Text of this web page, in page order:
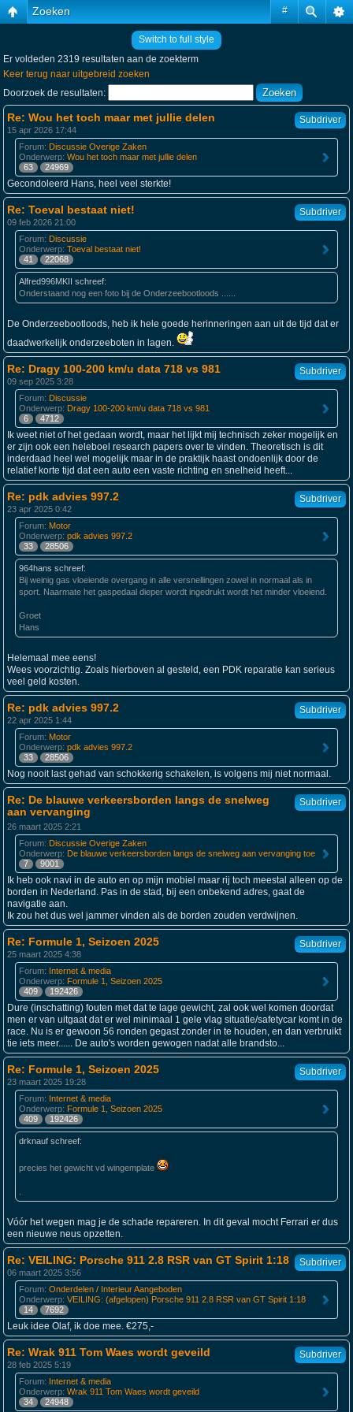
#
Zoeken
Switch to full style
Er voldeden 2319 resultaten aan de zoekterm
Keer terug naar uitgebreid zoeken
Doorzoek de resultaten:
Subdriver
Re: Wou het toch maar met jullie delen
15 apr 2026 17:44
Forum: Discussie Overige Zaken
Onderwerp: Wou het toch maar met jullie delen
63
24969
Gecondoleerd Hans, heel veel sterkte!
Subdriver
Re: Toeval bestaat niet!
09 feb 2026 21:00
Forum: Discussie
Onderwerp: Toeval bestaat niet!
41
22068
Alfred996MKII schreef:
Onderstaand nog een foto bij de Onderzeebootloods ......
De Onderzeebootloods, heb ik hele goede herinneringen aan uit de tijd dat er
daadwerkelijk onderzeeboten in lagen.
Subdriver
Re: Dragy 100-200 km/u data 718 vs 981
09 sep 2025 3:28
Forum: Discussie
Onderwerp: Dragy 100-200 km/u data 718 vs 981
6
4712
Ik weet niet of het gedaan wordt, maar het lijkt mij technisch zeker mogelijk en
er zijn ook een heleboel research papers over te vinden. Theoretisch is dit
inderdaad heel wel mogelijk maar in de praktijk haast ondoenlijk door de
relatief korte tijd dat een auto een vaste richting en snelheid heeft...
Subdriver
Re: pdk advies 997.2
23 apr 2025 0:42
Forum: Motor
Onderwerp: pdk advies 997.2
33
28506
964hans schreef:
Bij weinig gas vloeiende overgang in alle versnellingen zowel in normaal als in
sport. Naarmate het gaspedaal dieper wordt ingedrukt wordt het minder vloeiend.
Groet
Hans
Helemaal mee eens!
Wees voorzichtig. Zoals hierboven al gesteld, een PDK reparatie kan serieus
veel geld kosten.
Subdriver
Re: pdk advies 997.2
22 apr 2025 1:44
Forum: Motor
Onderwerp: pdk advies 997.2
33
28506
Nog nooit last gehad van schokkerig schakelen, is volgens mij niet normaal.
Subdriver
Re: De blauwe verkeersborden langs de snelweg
aan vervanging
26 maart 2025 2:21
Forum: Discussie Overige Zaken
Onderwerp: De blauwe verkeersborden langs de snelweg aan vervanging toe
7
9001
Ik heb ook navi in de auto en op mijn mobiel maar rij toch meestal alleen op de
borden in Nederland. Pas in de stad, bij een onbekend adres, gaat de
navigatie aan.
Ik zou het dus wel jammer vinden als de borden zouden verdwijnen.
Subdriver
Re: Formule 1, Seizoen 2025
25 maart 2025 4:38
Forum: Internet & media
Onderwerp: Formule 1, Seizoen 2025
409
192426
Dure (inschatting) fouten met dat te lage gewicht, zal ook wel komen doordat
men er van uitgaat dat er wel minimaal 1 gele vlag situatie/safetycar komt in de
race. Nu is er gewoon 56 ronden gegast zonder in te houden, en dan verbruikt
tie iets meer...... De auto's worden gewogen nadat alle brandsto...
Subdriver
Re: Formule 1, Seizoen 2025
23 maart 2025 19:28
Forum: Internet & media
Onderwerp: Formule 1, Seizoen 2025
409
192426
drknauf schreef:
precies het gewicht vd wingemplate
Vóór het wegen mag je de schade repareren. In dit geval mocht Ferrari er dus
een nieuwe neus opzetten.
Subdriver
Re: VEILING: Porsche 911 2.8 RSR van GT Spirit 1:18
06 maart 2025 3:56
Forum: Onderdelen / Interieur Aangeboden
Onderwerp: VEILING: (afgelopen) Porsche 911 2.8 RSR van GT Spirit 1:18
14
7692
Leuk idee Olaf, ik doe mee. €275,-
Subdriver
Re: Wrak 911 Tom Waes wordt geveild
28 feb 2025 5:19
Forum: Internet & media
Onderwerp: Wrak 911 Tom Waes wordt geveild
34
24948